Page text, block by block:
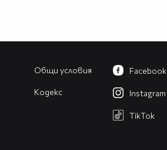
Общи условия
Кодекс
Facebook
Instagram
TikTok